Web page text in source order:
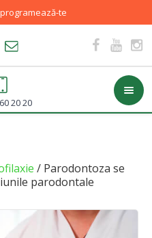
20 20
/ Parodontoza se
parodontale
te